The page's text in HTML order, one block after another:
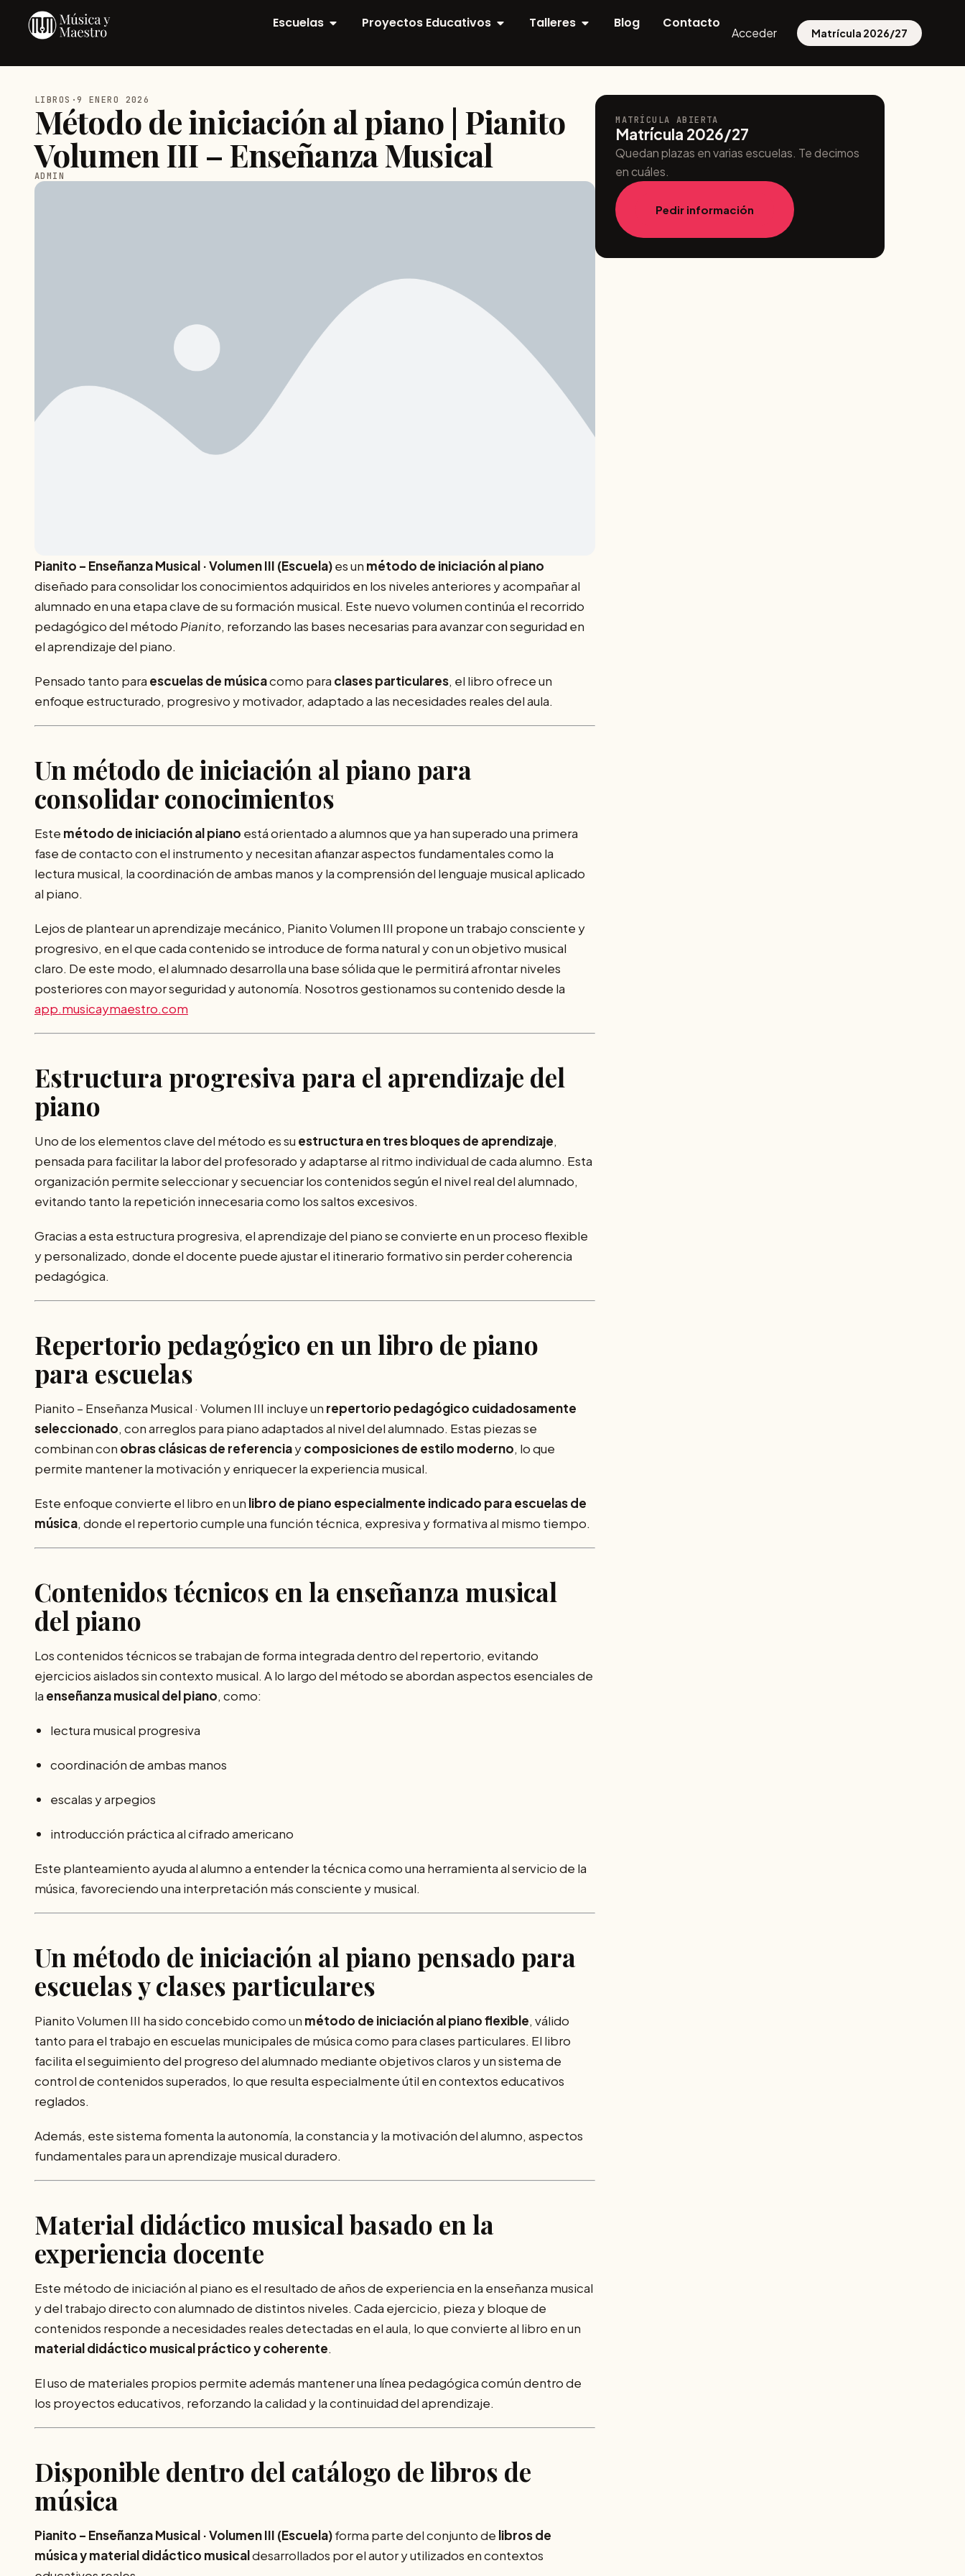
Escuelas Proyectos Educativos Talleres Blog Contacto
Acceder Matrícula 2026/27
LIBROS ·9 ENERO 2026
Método de iniciación al piano | Pianito
Volumen III – Enseñanza Musical
ADMIN
Pianito – Enseñanza Musical · Volumen III (Escuela)es un método de iniciación al piano
diseñado para consolidar los conocimientos adquiridos en los niveles anteriores y acompañar al
alumnado en una etapa clave de su formación musical. Este nuevo volumen continúa el recorrido
pedagógico del método Pianito, reforzando las bases necesarias para avanzar con seguridad en
el aprendizaje del piano.
Pensado tanto para escuelas de músicacomo para clases particulares, el libro ofrece un
enfoque estructurado, progresivo y motivador, adaptado a las necesidades reales del aula.
Un método de iniciación al piano para
consolidar conocimientos
Este método de iniciación al piano está orientado a alumnos que ya han superado una primera
fase de contacto con el instrumento y necesitan afianzar aspectos fundamentales como la
lectura musical, la coordinación de ambas manos y la comprensión del lenguaje musical aplicado
al piano.
Lejos de plantear un aprendizaje mecánico, Pianito Volumen III propone un trabajo consciente y
progresivo, en el que cada contenido se introduce de forma natural y con un objetivo musical
claro. De este modo, el alumnado desarrolla una base sólida que le permitirá afrontar niveles
posteriores con mayor seguridad y autonomía. Nosotros gestionamos su contenido desde la
app.musicaymaestro.com
Estructura progresiva para el aprendizaje del
piano
Uno de los elementos clave del método es su estructura en tres bloques de aprendizaje,
pensada para facilitar la labor del profesorado y adaptarse al ritmo individual de cada alumno. Esta
organización permite seleccionar y secuenciar los contenidos según el nivel real del alumnado,
evitando tanto la repetición innecesaria como los saltos excesivos.
Gracias a esta estructura progresiva, el aprendizaje del piano se convierte en un proceso flexible
y personalizado, donde el docente puede ajustar el itinerario formativo sin perder coherencia
pedagógica.
Repertorio pedagógico en un libro de piano
para escuelas
Pianito – Enseñanza Musical · Volumen III incluye un repertorio pedagógico cuidadosamente
seleccionado, con arreglos para piano adaptados al nivel del alumnado. Estas piezas se
combinan con obras clásicas de referenciaycomposiciones de estilo moderno, lo que
permite mantener la motivación y enriquecer la experiencia musical.
Este enfoque convierte el libro en un libro de piano especialmente indicado para escuelas de
música, donde el repertorio cumple una función técnica, expresiva y formativa al mismo tiempo.
Contenidos técnicos en la enseñanza musical
del piano
Los contenidos técnicos se trabajan de forma integrada dentro del repertorio, evitando
ejercicios aislados sin contexto musical. A lo largo del método se abordan aspectos esenciales de
la enseñanza musical del piano, como:
lectura musical progresiva
coordinación de ambas manos
escalas y arpegios
introducción práctica al cifrado americano
Este planteamiento ayuda al alumno a entender la técnica como una herramienta al servicio de la
música, favoreciendo una interpretación más consciente y musical.
Un método de iniciación al piano pensado para
escuelas y clases particulares
Pianito Volumen III ha sido concebido como un método de iniciación al piano flexible, válido
tanto para el trabajo en escuelas municipales de música como para clases particulares. El libro
facilita el seguimiento del progreso del alumnado mediante objetivos claros y un sistema de
control de contenidos superados, lo que resulta especialmente útil en contextos educativos
reglados.
Además, este sistema fomenta la autonomía, la constancia y la motivación del alumno, aspectos
fundamentales para un aprendizaje musical duradero.
Material didáctico musical basado en la
experiencia docente
Este método de iniciación al piano es el resultado de años de experiencia en la enseñanza musical
y del trabajo directo con alumnado de distintos niveles. Cada ejercicio, pieza y bloque de
contenidos responde a necesidades reales detectadas en el aula, lo que convierte al libro en un
material didáctico musical práctico y coherente.
El uso de materiales propios permite además mantener una línea pedagógica común dentro de
los proyectos educativos, reforzando la calidad y la continuidad del aprendizaje.
Disponible dentro del catálogo de libros de
música
Pianito – Enseñanza Musical · Volumen III (Escuela)forma parte del conjunto de libros de
música y material didáctico musicaldesarrollados por el autor y utilizados en contextos
MATRÍCULA ABIERTA
Matrícula 2026/27
Quedan plazas en varias escuelas. Te decimos
en cuáles.
Pedir información